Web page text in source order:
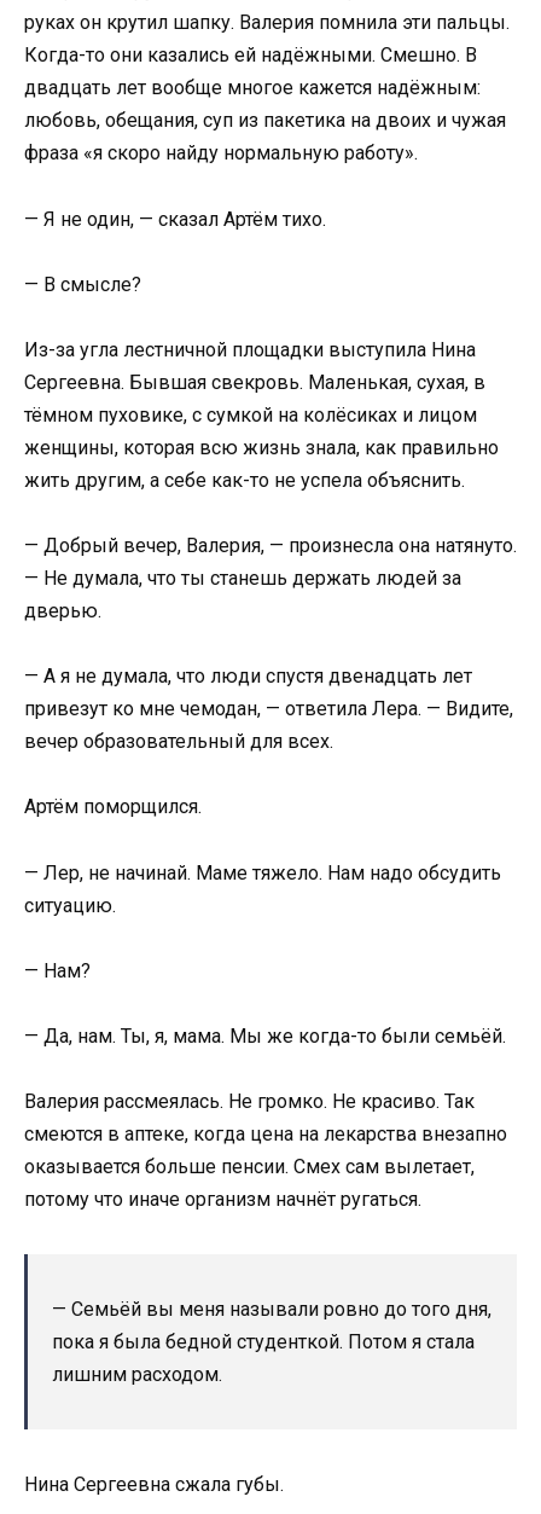
руках он крутил шапку. Валерия помнила эти пальцы.
Когда-то они казались ей надёжными. Смешно. В
двадцать лет вообще многое кажется надёжным:
любовь, обещания, суп из пакетика на двоих и чужая
фраза «я скоро найду нормальную работу».
— Я не один, — сказал Артём тихо.
— В смысле?
Из-за угла лестничной площадки выступила Нина
Сергеевна. Бывшая свекровь. Маленькая, сухая, в
тёмном пуховике, с сумкой на колёсиках и лицом
женщины, которая всю жизнь знала, как правильно
жить другим, а себе как-то не успела объяснить.
— Добрый вечер, Валерия, — произнесла она натянуто.
— Не думала, что ты станешь держать людей за
дверью.
— А я не думала, что люди спустя двенадцать лет
привезут ко мне чемодан, — ответила Лера. — Видите,
вечер образовательный для всех.
Артём поморщился.
— Лер, не начинай. Маме тяжело. Нам надо обсудить
ситуацию.
— Нам?
— Да, нам. Ты, я, мама. Мы же когда-то были семьёй.
Валерия рассмеялась. Не громко. Не красиво. Так
смеются в аптеке, когда цена на лекарства внезапно
оказывается больше пенсии. Смех сам вылетает,
потому что иначе организм начнёт ругаться.
— Семьёй вы меня называли ровно до того дня,
пока я была бедной студенткой. Потом я стала
лишним расходом.
Нина Сергеевна сжала губы.